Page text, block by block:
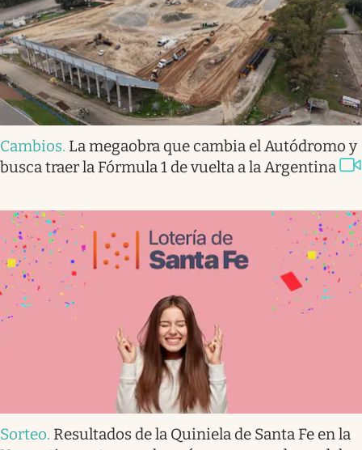
Cambios. La megaobra que cambia el Autódromo y
busca traer la Fórmula 1 de vuelta a la Argentina
Sorteo. Resultados de la Quiniela de Santa Fe en la